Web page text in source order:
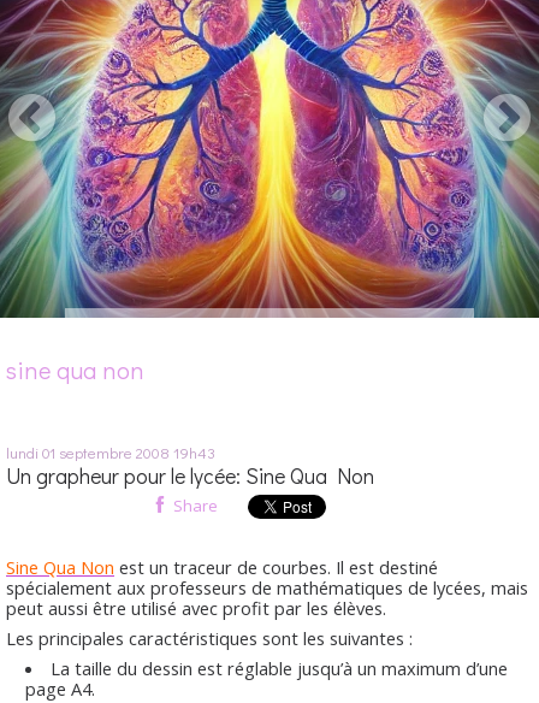
sine qua non
lundi 01 septembre 2008 19h43
Un grapheur pour le lycée: Sine Qua Non
Share
Sine Qua Non est un traceur de courbes. Il est destiné
spécialement aux professeurs de mathématiques de lycées, mais
peut aussi être utilisé avec profit par les élèves.
Les principales caractéristiques sont les suivantes :
La taille du dessin est réglable jusqu’à un maximum d’une
page A4.